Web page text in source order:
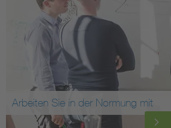
Arbeiten Sie in der Normung mit